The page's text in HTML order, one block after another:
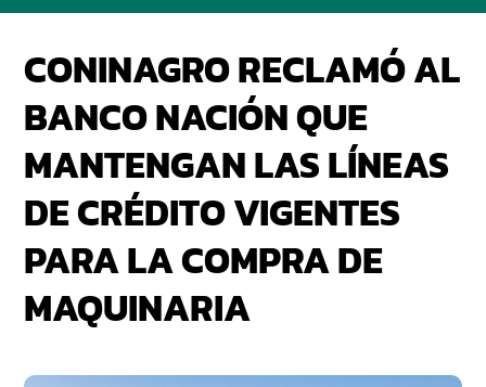
CONINAGRO RECLAMÓ AL
BANCO NACIÓN QUE
MANTENGAN LAS LÍNEAS
DE CRÉDITO VIGENTES
PARA LA COMPRA DE
MAQUINARIA